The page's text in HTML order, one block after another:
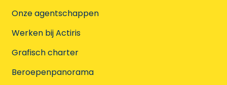
Onze agentschappen
Werken bij Actiris
Grafisch charter
Beroepenpanorama